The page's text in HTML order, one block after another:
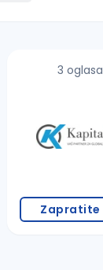
3 oglasa
Zapratite